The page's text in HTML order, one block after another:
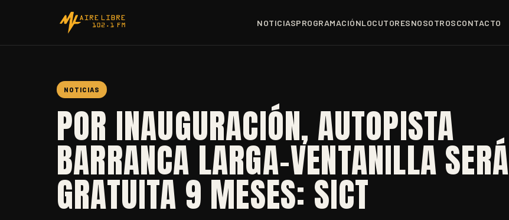
NOTICIASPROGRAMACIÓNLOCUTORESNOSOTROSCONTACTO
NOTICIAS
POR INAUGURACIÓN, AUTOPISTA
BARRANCA LARGA-VENTANILLA SERÁ
GRATUITA 9 MESES: SICT